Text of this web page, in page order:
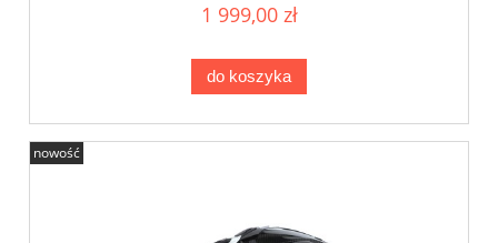
1 999,00 zł
do koszyka
nowość